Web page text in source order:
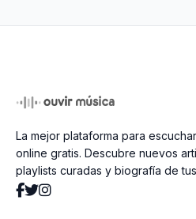
Por La Culpa De Una
El Fastidio
La mejor plataforma para
online gratis. Descubre nuevos
playlists curadas y biografía de